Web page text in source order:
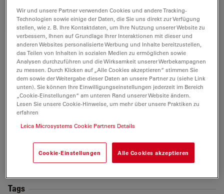
entwickelt er neue
Lösungen für
ungelöste Probleme
in der biomedizinischen Forschung und setzt sie in
reale Anwendungen um. Nach seinem Doktortitel in
Biomedizintechnik an der University of California Irvine
ging er als Postdoktorand an das California Institute of
Technology und anschließend an die University of
Southern California, wo er Assistenzprofessor für
Forschung und Direktor für Berechnung und
Er ist Mitbegründer zahlreicher Start-ups im Bereich
der Bildgebung und Bildanalyse.
Tags
Wir und unsere Partner verwenden Cookies und andere Tracking-
Technologien sowie einige der Daten, die Sie uns direkt zur Verfügung
stellen, wie z. B. Ihre Kontaktdaten, um Ihre Nutzung unserer Website zu
verbessern, Ihnen auf Grundlage Ihrer Interaktionen mit dieser und
anderen Websites personalisierte Werbung und Inhalte bereitzustellen,
das Teilen von Inhalten in sozialen Medien zu ermöglichen sowie
Analysen durchzuführen und die Wirksamkeit unserer Werbekampagnen
zu messen. Durch Klicken auf „Alle Cookies akzeptieren“ stimmen Sie
dem sowie der Weitergabe dieser Daten an unsere Partner zu (siehe Link
unten). Sie können Ihre Einwilligungseinstellungen jederzeit im Bereich
„Cookie-Einstellungen“ am unteren Rand unserer Website ändern.
Lesen Sie unsere Cookie-Hinweise, um mehr über unsere Praktiken zu
erfahren
Leica Microsystems Cookie Partners Details
Cookie-Einstellungen Alle Cookies akzeptieren